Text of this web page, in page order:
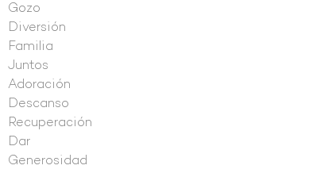
Gozo
Diversión
Familia
Juntos
Adoración
Descanso
Recuperación
Dar
Generosidad